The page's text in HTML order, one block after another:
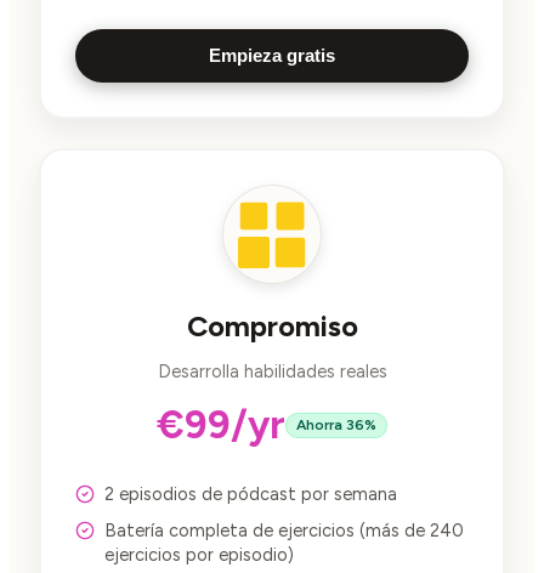
Empieza gratis
Compromiso
Desarrolla habilidades reales
€99/yr Ahorra 36%
2 episodios de pódcast por semana
Batería completa de ejercicios (más de 240
ejercicios por episodio)